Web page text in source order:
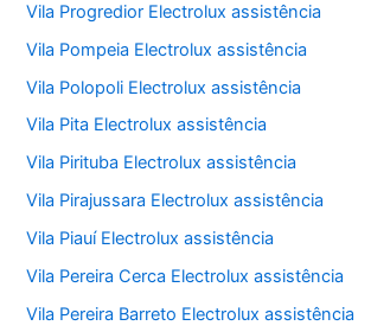
Vila Progredior Electrolux assistência
Vila Pompeia Electrolux assistência
Vila Polopoli Electrolux assistência
Vila Pita Electrolux assistência
Vila Pirituba Electrolux assistência
Vila Pirajussara Electrolux assistência
Vila Piauí Electrolux assistência
Vila Pereira Cerca Electrolux assistência
Vila Pereira Barreto Electrolux assistência